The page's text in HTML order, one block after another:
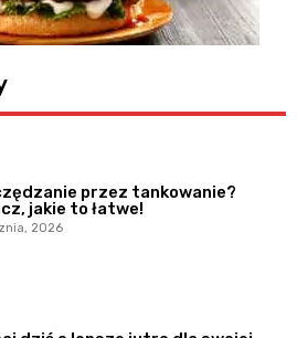
przez tankowanie?
jakie to łatwe!
2026